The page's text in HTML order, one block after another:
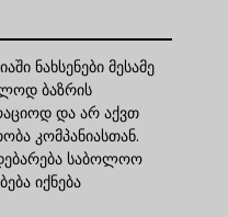
ნახსენები მესამე
ბაზრის
და არ აქვთ
კომპანიასთან.
საბოლოო
იქნება